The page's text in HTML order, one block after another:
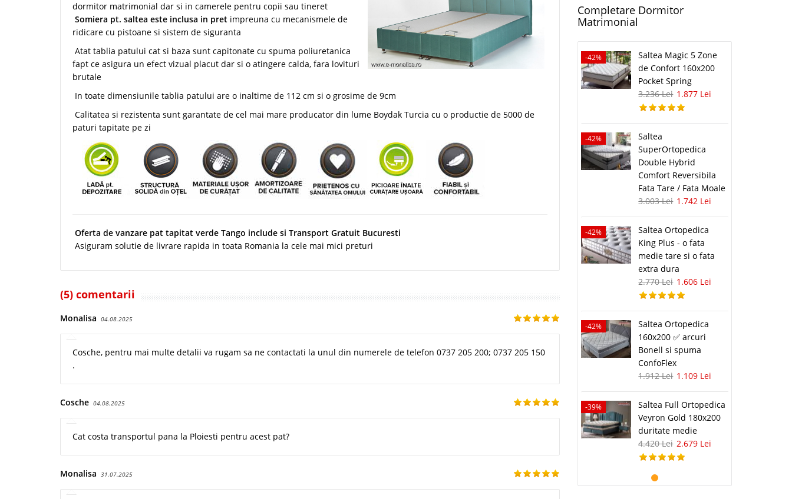
dormitor matrimonial dar si in camerele pentru copii sau tineret
Somiera pt. saltea este inclusa in pret impreuna cu mecanismele de
ridicare cu pistoane si sistem de siguranta
Atat tablia patului cat si baza sunt capitonate cu spuma poliuretanica
fapt ce asigura un efect vizual placut dar si o atingere calda, fara lovituri
brutale
In toate dimensiunile tablia patului are o inaltime de 112 cm si o grosime de 9cm
Calitatea si rezistenta sunt garantate de cel mai mare producator din lume Boydak Turcia cu o productie de 5000 de
paturi tapitate pe zi
Oferta de vanzare pat tapitat verde Tango include si Transport Gratuit Bucuresti
Asiguram solutie de livrare rapida in toata Romania la cele mai mici preturi
(5) comentarii
Monalisa 04.08.2025
Cosche, pentru mai multe detalii va rugam sa ne contactati la unul din numerele de telefon 0737 205 200; 0737 205 150
.
Cosche 04.08.2025
Cat costa transportul pana la Ploiesti pentru acest pat?
Monalisa 31.07.2025
Completare Dormitor
Matrimonial
-42%
Saltea Magic 5 Zone
de Confort 160x200
Pocket Spring
3.236 Lei 1.877 Lei
-42%
Saltea
SuperOrtopedica
Double Hybrid
Comfort Reversibila
Fata Tare / Fata Moale
3.003 Lei 1.742 Lei
-42%
Saltea Ortopedica
King Plus - o fata
medie tare si o fata
extra dura
2.770 Lei 1.606 Lei
-42%
Saltea Ortopedica
160x200 ✅ arcuri
Bonell si spuma
ConfoFlex
1.912 Lei 1.109 Lei
-39%
Saltea Full Ortopedica
Veyron Gold 180x200
duritate medie
4.420 Lei 2.679 Lei